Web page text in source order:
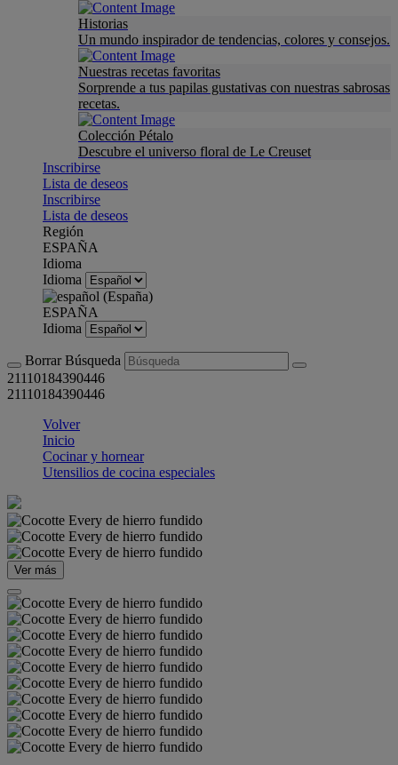
Historias
Un mundo inspirador de tendencias, colores y consejos.
Nuestras recetas favoritas
Sorprende a tus papilas gustativas con nuestras sabrosas
recetas.
Colección Pétalo
Descubre el universo floral de Le Creuset
Inscribirse
Lista de deseos
Inscribirse
Lista de deseos
Región
ESPAÑA
Idioma
Idioma
ESPAÑA
Idioma
Borrar Búsqueda
21110184390446
21110184390446
Volver
Inicio
Cocinar y hornear
Utensilios de cocina especiales
Ver más